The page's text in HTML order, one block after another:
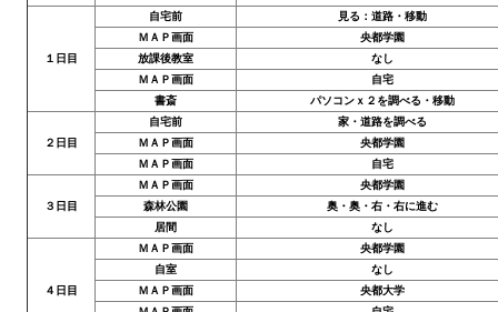
Aliens versus Predator 1 Remaster Fan Edition
Age of Pirates: Caribbean Tales Remaster Fan Edition
Корсары 3 Сундук мертвеца Remaster Fan Edition
Sea Dogs - City of Abandoned Ships Remaster Fan Edition
Sea Dogs Remaster Fan Edition
１日目
自宅前
見る：道路・移動
ＭＡＰ画面
央都学園
放課後教室
なし
ＭＡＰ画面
自宅
書斎
パソコンｘ２を調べる・移動
２日目
自宅前
家・道路を調べる
ＭＡＰ画面
央都学園
ＭＡＰ画面
自宅
３日目
ＭＡＰ画面
央都学園
森林公園
奥・奥・右・右に進む
居間
なし
４日目
ＭＡＰ画面
央都学園
自室
なし
ＭＡＰ画面
央都大学